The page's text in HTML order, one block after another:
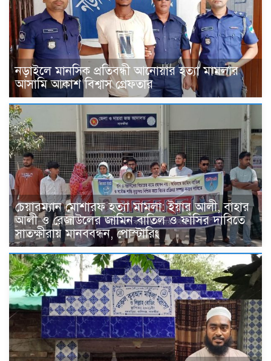
নড়াইলে মানসিক প্রতিবন্ধী আনোয়ার হত্যা মামলার
আসামি আকাশ বিশ্বাস গ্রেফতার
চেয়ারম্যান মোশারফ হত্যা মামলা: ইয়ার আলী, বাহার
আলী ও রেজাউলের জামিন বাতিল ও ফাঁসির দাবিতে
সাতক্ষীরায় মানববন্ধন, পোস্টারিং